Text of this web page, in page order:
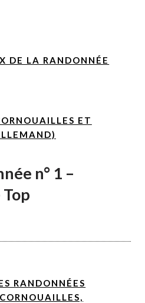
DE LA RANDONNÉE
ET
n° 1 –
RANDONNÉES
AILLES,